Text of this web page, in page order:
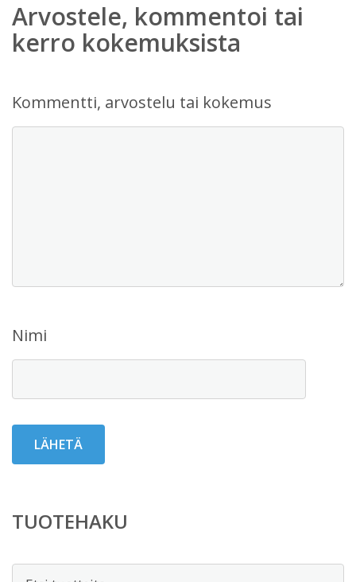
Arvostele, kommentoi tai
kerro kokemuksista
Kommentti, arvostelu tai kokemus
Nimi
TUOTEHAKU